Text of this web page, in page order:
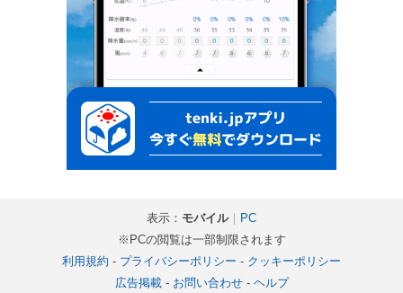
表示： モバイル｜ PC
※PCの閲覧は一部制限されます
利用規約 - プライバシーポリシー - クッキーポリシー
広告掲載- お問い合わせ- ヘルプ